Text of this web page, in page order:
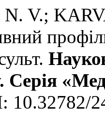
V.;
Серія
10.32782/